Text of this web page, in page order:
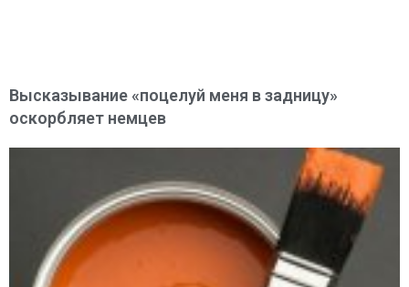
Высказывание «поцелуй меня в задницу»
оскорбляет немцев